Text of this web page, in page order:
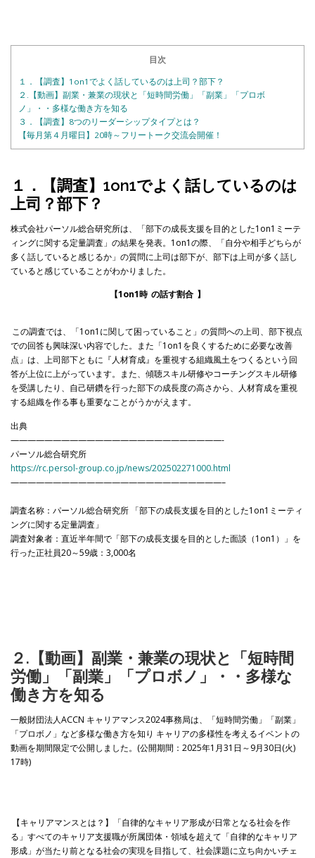
目次
１．【調査】1on1でよく話しているのは上司？部下？
２.【動画】副業・兼業の現状と「短時間労働」「副業」「プロボ
ノ」・・多様な働き方を知る
３．【調査】8つのリーダーシップタイプとは？
【毎月第４月曜日】20時～フリートーク交流会開催！
１．【調査】1on1でよく話しているのは
上司？部下？
株式会社パーソル総合研究所は、「部下の成長支援を目的とした1on1ミーテ
ィングに関する定量調査」の結果を発表。1on1の際、「自分や相手どちらが
多く話していると感じるか」の質問に上司は部下が、部下は上司が多く話し
ていると感じていることがわかりました。
【1on1時 の話す割合 】
この調査では、「1on1に関して困っていること」の質問への上司、部下視点
での回答も興味深い内容でした。また「1on1を良くするために必要な改善
点」は、上司部下ともに『人材育成』を重視する組織風土をつくるという回
答が上位に上がっています。また、傾聴スキル研修やコーチングスキル研修
を受講したり、自己研鑽を行った部下の成長度の高さから、人材育成を重視
する組織を作る事も重要なことがうかがえます。
出典
—————————————————————————-
パーソル総合研究所
https://rc.persol-group.co.jp/news/202502271000.html
—————————————————————————–
調査名称：パーソル総合研究所 「部下の成長支援を目的とした1on1ミーティ
ングに関する定量調査」
調査対象者：直近半年間で「部下の成長支援を目的とした面談（1on1）」を
行った正社員20～59歳：3,000名
２.【動画】副業・兼業の現状と「短時間
労働」「副業」「プロボノ」・・多様な
働き方を知る
一般財団法人ACCN キャリアマンス2024事務局は、「短時間労働」「副業」
「プロボノ」など多様な働き方を知り キャリアの多様性を考えるイベントの
動画を期間限定で公開しました。(公開期間：2025年1月31日～9月30日(火)
17時)
【キャリアマンスとは？】「自律的なキャリア形成が日常となる社会を作
る」すべてのキャリア支援職が所属団体・領域を超えて「自律的なキャリア
形成」が当たり前となる社会の実現を目指して、社会課題に立ち向かいチェ